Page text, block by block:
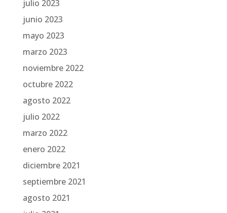
julio 2023
junio 2023
mayo 2023
marzo 2023
noviembre 2022
octubre 2022
agosto 2022
julio 2022
marzo 2022
enero 2022
diciembre 2021
septiembre 2021
agosto 2021